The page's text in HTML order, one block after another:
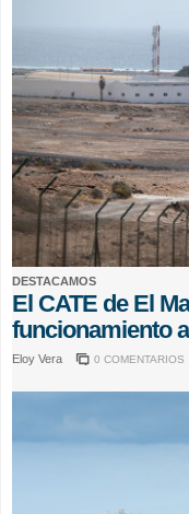
DESTACAMOS
El CATE de El
funcionamiento
Eloy Vera 0 COMENTARIOS